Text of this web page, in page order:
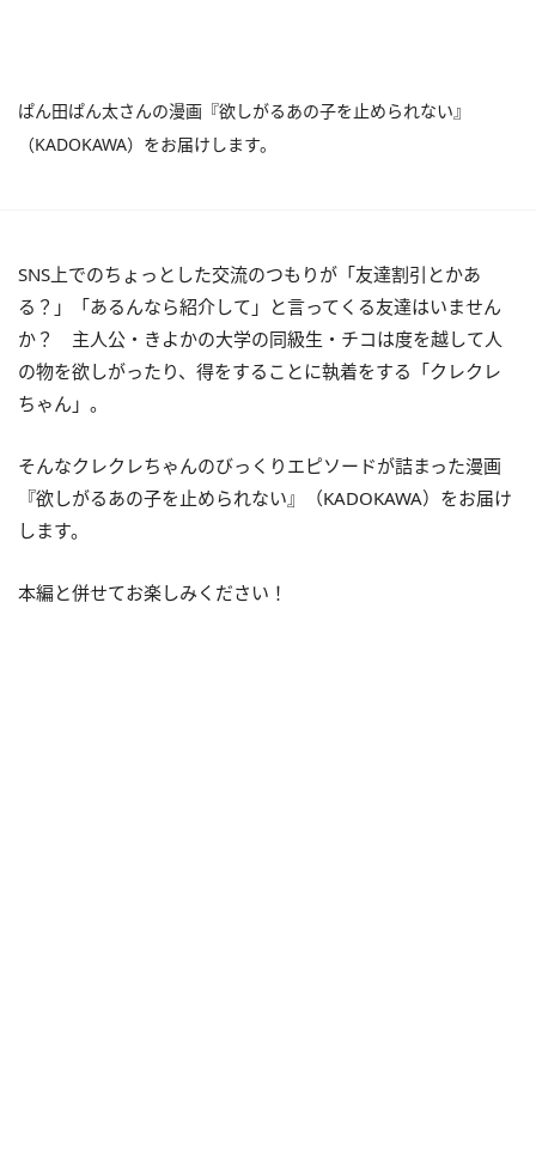
ぱん田ぱん太さんの漫画『欲しがるあの子を止められない』
（KADOKAWA）をお届けします。
SNS上でのちょっとした交流のつもりが「友達割引とかあ
る？」「あるんなら紹介して」と言ってくる友達はいません
か？ 主人公・きよかの大学の同級生・チコは度を越して人
の物を欲しがったり、得をすることに執着をする「クレクレ
ちゃん」。
そんなクレクレちゃんのびっくりエピソードが詰まった漫画
『欲しがるあの子を止められない』（KADOKAWA）をお届け
します。
本編と併せてお楽しみください！